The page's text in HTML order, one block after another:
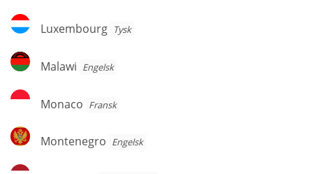
Luxembourg
Luxembourg Tysk
Malawi
Malawi Engelsk
Monaco
Monaco Fransk
Montenegro
Montenegro Engelsk